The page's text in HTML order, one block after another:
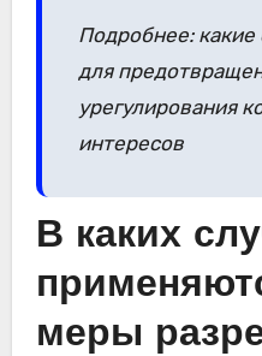
Подробнее:
для
урегулирования
интересов
В каких
меры